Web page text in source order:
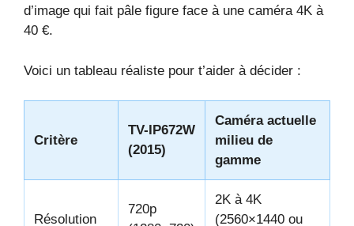
d’image qui fait pâle figure face à une caméra 4K à
40 €.
Voici un tableau réaliste pour t’aider à décider :
Critère
TV-IP672W
(2015)
Caméra actuelle
milieu de
gamme
Résolution
720p
2K à 4K
(2560×1440 ou